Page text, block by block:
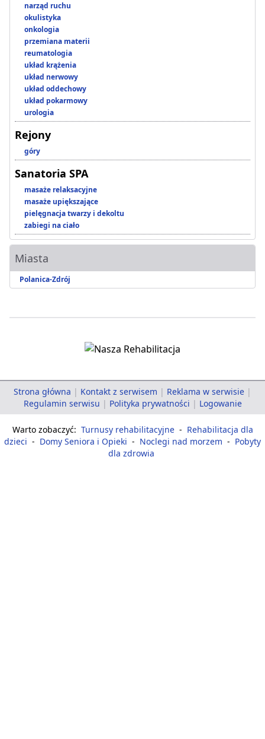
narząd ruchu
okulistyka
onkologia
przemiana materii
reumatologia
układ krążenia
układ nerwowy
układ oddechowy
układ pokarmowy
urologia
Rejony
góry
Sanatoria SPA
masaże relaksacyjne
masaże upiększające
pielęgnacja twarzy i dekoltu
zabiegi na ciało
Miasta
Polanica-Zdrój
Strona główna | Kontakt z serwisem | Reklama w serwisie |
Regulamin serwisu | Polityka prywatności | Logowanie
Warto zobaczyć: Turnusy rehabilitacyjne - Rehabilitacja dla
dzieci - Domy Seniora i Opieki - Noclegi nad morzem - Pobyty
dla zdrowia